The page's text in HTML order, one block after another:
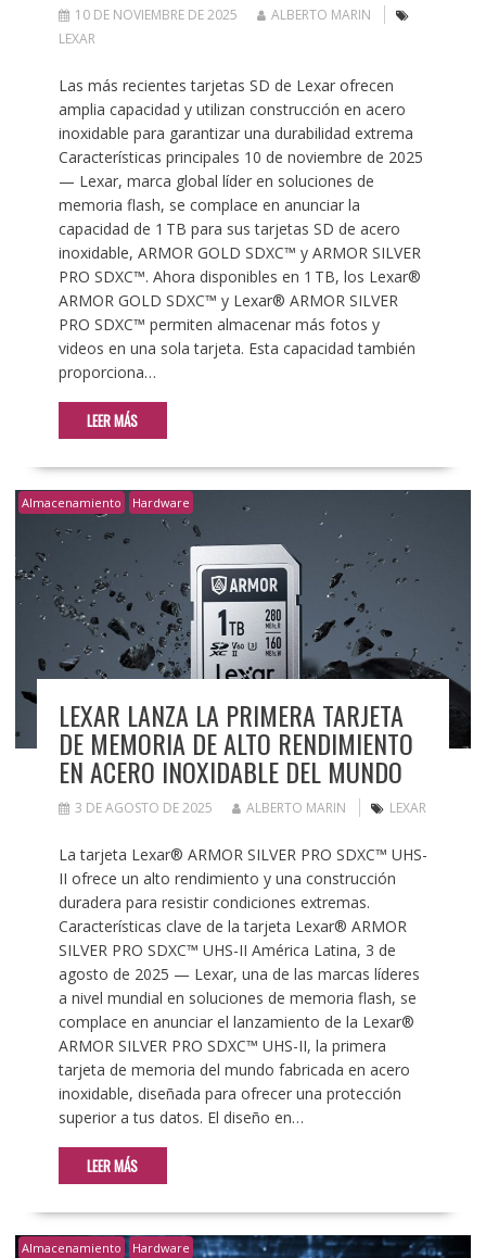
10 DE NOVIEMBRE DE 2025
ALBERTO MARIN
LEXAR
Las más recientes tarjetas SD de Lexar ofrecen
amplia capacidad y utilizan construcción en acero
inoxidable para garantizar una durabilidad extrema
Características principales 10 de noviembre de 2025
— Lexar, marca global líder en soluciones de
memoria flash, se complace en anunciar la
capacidad de 1 TB para sus tarjetas SD de acero
inoxidable, ARMOR GOLD SDXC™ y ARMOR SILVER
PRO SDXC™. Ahora disponibles en 1 TB, los Lexar®
ARMOR GOLD SDXC™ y Lexar® ARMOR SILVER
PRO SDXC™ permiten almacenar más fotos y
videos en una sola tarjeta. Esta capacidad también
proporciona…
LEER MÁS
Almacenamiento Hardware
LEXAR LANZA LA PRIMERA TARJETA
DE MEMORIA DE ALTO RENDIMIENTO
EN ACERO INOXIDABLE DEL MUNDO
3 DE AGOSTO DE 2025 ALBERTO MARIN LEXAR
La tarjeta Lexar® ARMOR SILVER PRO SDXC™ UHS-
II ofrece un alto rendimiento y una construcción
duradera para resistir condiciones extremas.
Características clave de la tarjeta Lexar® ARMOR
SILVER PRO SDXC™ UHS-II América Latina, 3 de
agosto de 2025 — Lexar, una de las marcas líderes
a nivel mundial en soluciones de memoria flash, se
complace en anunciar el lanzamiento de la Lexar®
ARMOR SILVER PRO SDXC™ UHS-II, la primera
tarjeta de memoria del mundo fabricada en acero
inoxidable, diseñada para ofrecer una protección
superior a tus datos. El diseño en…
LEER MÁS
Almacenamiento Hardware